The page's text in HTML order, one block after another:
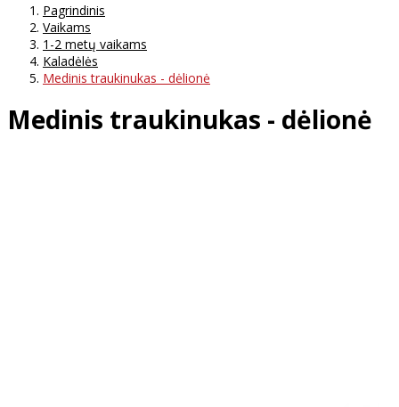
Pagrindinis
Vaikams
1-2 metų vaikams
Kaladėlės
Medinis traukinukas - dėlionė
Medinis traukinukas - dėlionė